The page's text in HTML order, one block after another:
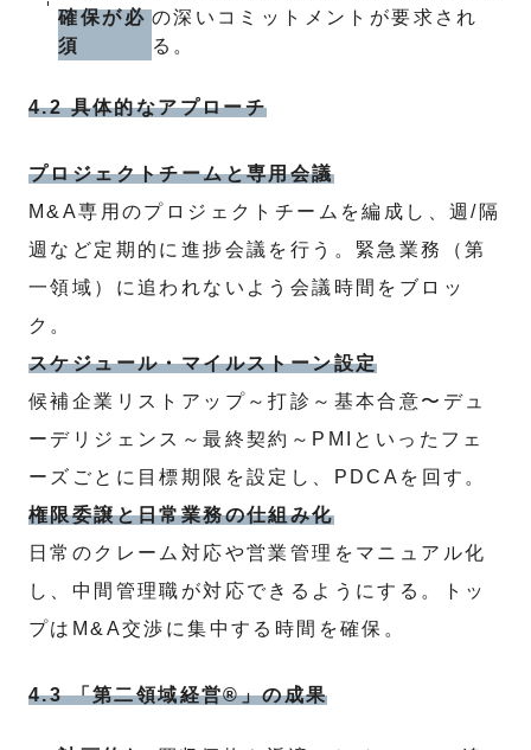
確保が必
須
の深いコミットメントが要求され
る。
4.2 具体的なアプローチ
プロジェクトチームと専用会議
M&A専用のプロジェクトチームを編成し、週/隔
週など定期的に進捗会議を行う。緊急業務（第
一領域）に追われないよう会議時間をブロッ
ク。
スケジュール・マイルストーン設定
候補企業リストアップ～打診～基本合意〜デュ
ーデリジェンス～最終契約～PMIといったフェ
ーズごとに目標期限を設定し、PDCAを回す。
権限委譲と日常業務の仕組み化
日常のクレーム対応や営業管理をマニュアル化
し、中間管理職が対応できるようにする。トッ
プはM&A交渉に集中する時間を確保。
4.3 「第二領域経営®」の成果